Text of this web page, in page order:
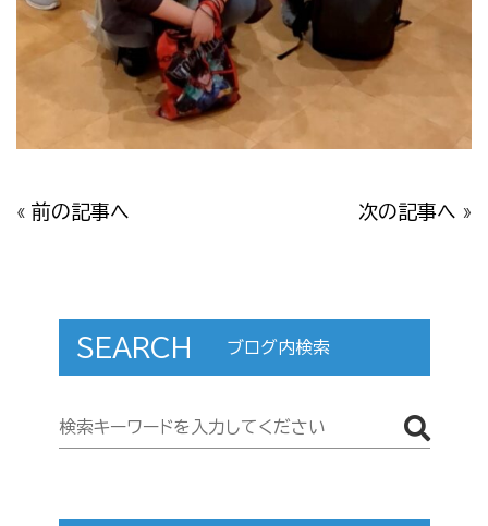
« 前の記事へ 次の記事へ »
SEARCH ブログ内検索